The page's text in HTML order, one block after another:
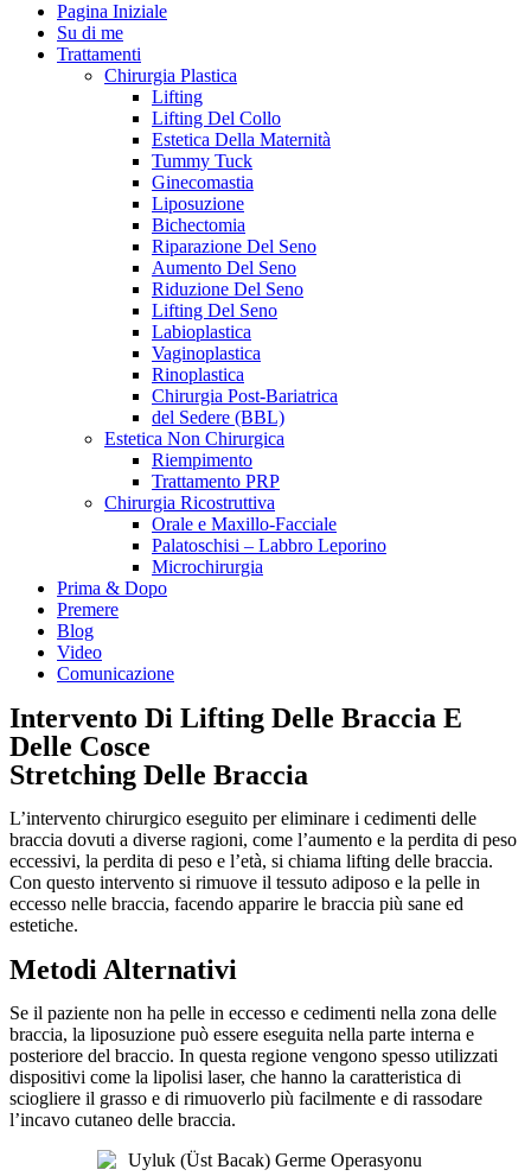
Pagina Iniziale
Su di me
Trattamenti
Chirurgia Plastica
Lifting
Lifting Del Collo
Estetica Della Maternità
Tummy Tuck
Ginecomastia
Liposuzione
Bichectomia
Riparazione Del Seno
Aumento Del Seno
Riduzione Del Seno
Lifting Del Seno
Labioplastica
Vaginoplastica
Rinoplastica
Chirurgia Post-Bariatrica
del Sedere (BBL)
Estetica Non Chirurgica
Riempimento
Trattamento PRP
Chirurgia Ricostruttiva
Orale e Maxillo-Facciale
Palatoschisi – Labbro Leporino
Microchirurgia
Prima & Dopo
Premere
Blog
Video
Comunicazione
Intervento Di Lifting Delle Braccia E
Delle Cosce
Stretching Delle Braccia
L’intervento chirurgico eseguito per eliminare i cedimenti delle
braccia dovuti a diverse ragioni, come l’aumento e la perdita di peso
eccessivi, la perdita di peso e l’età, si chiama lifting delle braccia.
Con questo intervento si rimuove il tessuto adiposo e la pelle in
eccesso nelle braccia, facendo apparire le braccia più sane ed
estetiche.
Metodi Alternativi
Se il paziente non ha pelle in eccesso e cedimenti nella zona delle
braccia, la liposuzione può essere eseguita nella parte interna e
posteriore del braccio. In questa regione vengono spesso utilizzati
dispositivi come la lipolisi laser, che hanno la caratteristica di
sciogliere il grasso e di rimuoverlo più facilmente e di rassodare
l’incavo cutaneo delle braccia.